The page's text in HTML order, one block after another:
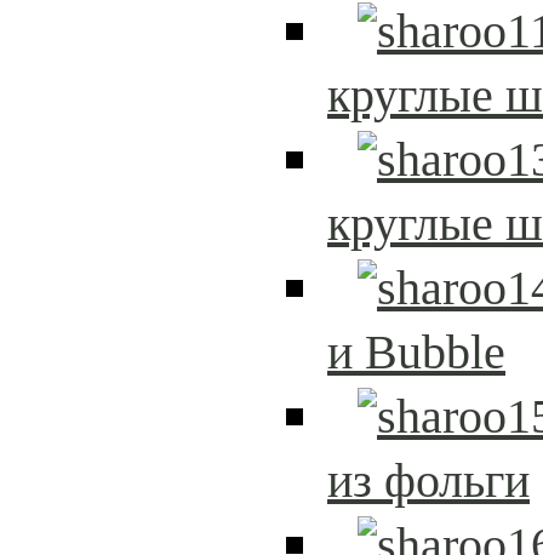
круглые
круглые
и Bubble
из фольги